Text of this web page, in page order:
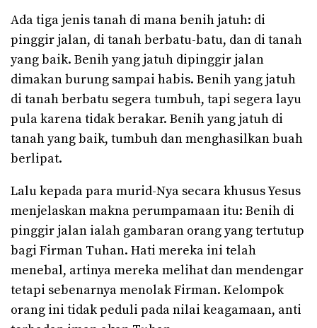
Ada tiga jenis tanah di mana benih jatuh: di
pinggir jalan, di tanah berbatu-batu, dan di tanah
yang baik. Benih yang jatuh dipinggir jalan
dimakan burung sampai habis. Benih yang jatuh
di tanah berbatu segera tumbuh, tapi segera layu
pula karena tidak berakar. Benih yang jatuh di
tanah yang baik, tumbuh dan menghasilkan buah
berlipat.
Lalu kepada para murid-Nya secara khusus Yesus
menjelaskan makna perumpamaan itu: Benih di
pinggir jalan ialah gambaran orang yang tertutup
bagi Firman Tuhan. Hati mereka ini telah
menebal, artinya mereka melihat dan mendengar
tetapi sebenarnya menolak Firman. Kelompok
orang ini tidak peduli pada nilai keagamaan, anti